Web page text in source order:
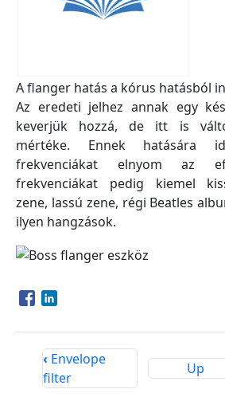
A flanger hatás a kórus hatásból
Az eredeti jelhez annak egy
keverjük hozzá, de itt is
mértéke. Ennek hatására
frekvenciákat elnyom az
frekvenciákat pedig kiemel
zene, lassú zene, régi Beatles
ilyen hangzások.
Opens in a new window
Opens in a new window
‹ Envelope
filter
Up